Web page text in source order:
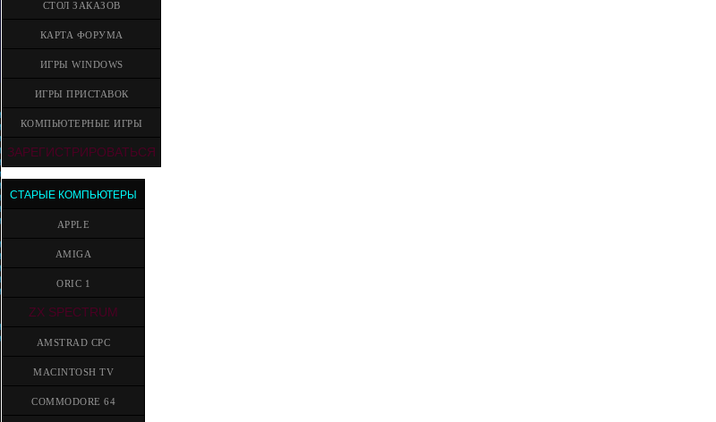
СТОЛ ЗАКАЗОВ
КАРТА ФОРУМА
ИГРЫ WINDOWS
ИГРЫ ПРИСТАВОК
КОМПЬЮТЕРНЫЕ ИГРЫ
ЗАРЕГИСТРИРОВАТЬСЯ
СТАРЫЕ КОМПЬЮТЕРЫ
APPLE
AMIGA
ORIC 1
ZX SPECTRUM
AMSTRAD CPC
MACINTOSH TV
COMMODORE 64